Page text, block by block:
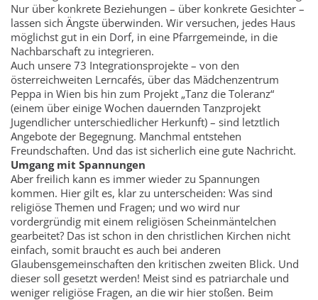
Nur über konkrete Beziehungen – über konkrete Gesichter –
lassen sich Ängste überwinden. Wir versuchen, jedes Haus
möglichst gut in ein Dorf, in eine Pfarrgemeinde, in die
Nachbarschaft zu integrieren.
Auch unsere 73 Integrationsprojekte – von den
österreichweiten Lerncafés, über das Mädchenzentrum
Peppa in Wien bis hin zum Projekt „Tanz die Toleranz“
(einem über einige Wochen dauernden Tanzprojekt
Jugendlicher unterschiedlicher Herkunft) – sind letztlich
Angebote der Begegnung. Manchmal entstehen
Freundschaften. Und das ist sicherlich eine gute Nachricht.
Umgang mit Spannungen
Aber freilich kann es immer wieder zu Spannungen
kommen. Hier gilt es, klar zu unterscheiden: Was sind
religiöse Themen und Fragen; und wo wird nur
vordergründig mit einem religiösen Scheinmäntelchen
gearbeitet? Das ist schon in den christlichen Kirchen nicht
einfach, somit braucht es auch bei anderen
Glaubensgemeinschaften den kritischen zweiten Blick. Und
dieser soll gesetzt werden! Meist sind es patriarchale und
weniger religiöse Fragen, an die wir hier stoßen. Beim